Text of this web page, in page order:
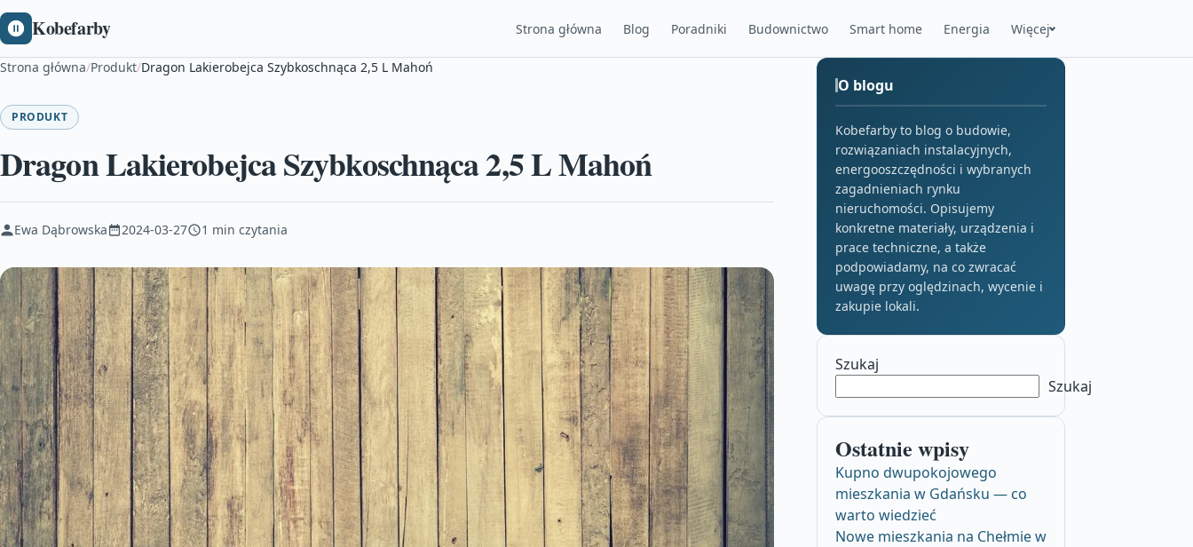
Kobefarby Strona główna Blog Poradniki Budownictwo Smart home Energia Więcej
Strona główna/Produkt/Dragon Lakierobejca Szybkoschnąca 2,5 L Mahoń
PRODUKT
Dragon Lakierobejca Szybkoschnąca 2,5 L Mahoń
Ewa Dąbrowska 2024-03-27 1 min czytania
O blogu
Kobefarby to blog o budowie,
rozwiązaniach instalacyjnych,
energooszczędności i wybranych
zagadnieniach rynku
nieruchomości. Opisujemy
konkretne materiały, urządzenia i
prace techniczne, a także
podpowiadamy, na co zwracać
uwagę przy oględzinach, wycenie i
zakupie lokali.
Szukaj
Szukaj
Ostatnie wpisy
Kupno dwupokojowego
mieszkania w Gdańsku — co
warto wiedzieć
Nowe mieszkania na Chełmie w